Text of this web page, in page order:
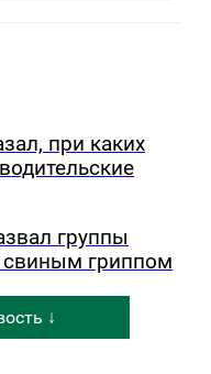
при каких
группы
свиным гриппом
↓